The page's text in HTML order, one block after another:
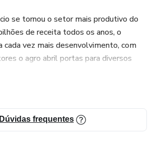
se tornou o setor mais produtivo do
de receita todos os anos, o
cada vez mais desenvolvimento, com
o agro abril portas para diversos
administração, Market.
você se torne um profissional
você terá que adquirir vastos
Dúvidas frequentes